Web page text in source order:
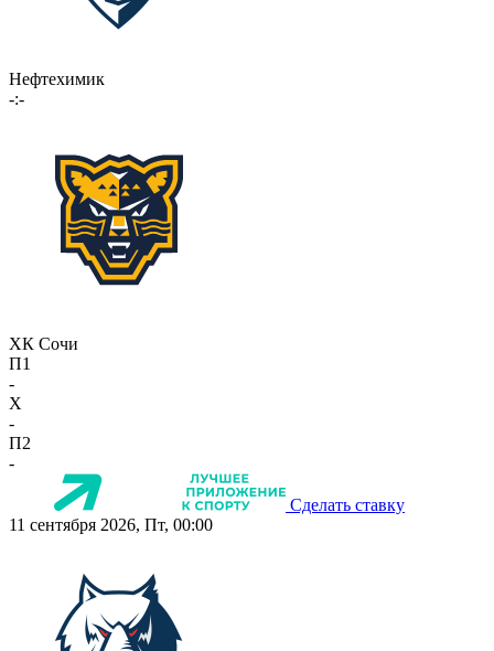
Нефтехимик
-:-
ХК Сочи
П1
-
X
-
П2
-
Сделать ставку
11 сентября 2026, Пт, 00:00